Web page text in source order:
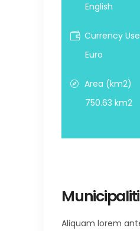
English
Currency
Euro
Area (km2)
750.63 km2
Aliquam lorem